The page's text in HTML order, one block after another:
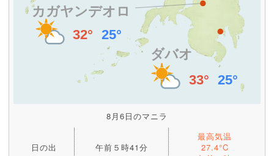
8月6日のマニラ
日の出 午前５時41分
最高気温
27.4°C